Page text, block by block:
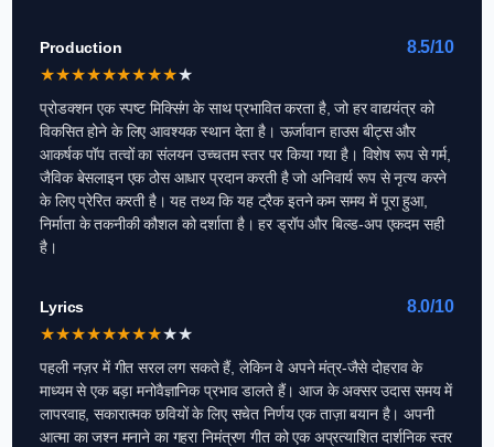
Production
8.5/10
★★★★★★★★★★
प्रोडक्शन एक स्पष्ट मिक्सिंग के साथ प्रभावित करता है, जो हर वाद्ययंत्र को
विकसित होने के लिए आवश्यक स्थान देता है। ऊर्जावान हाउस बीट्स और
आकर्षक पॉप तत्वों का संलयन उच्चतम स्तर पर किया गया है। विशेष रूप से गर्म,
जैविक बेसलाइन एक ठोस आधार प्रदान करती है जो अनिवार्य रूप से नृत्य करने
के लिए प्रेरित करती है। यह तथ्य कि यह ट्रैक इतने कम समय में पूरा हुआ,
निर्माता के तकनीकी कौशल को दर्शाता है। हर ड्रॉप और बिल्ड-अप एकदम सही
है।
Lyrics
8.0/10
★★★★★★★★★★
पहली नज़र में गीत सरल लग सकते हैं, लेकिन वे अपने मंत्र-जैसे दोहराव के
माध्यम से एक बड़ा मनोवैज्ञानिक प्रभाव डालते हैं। आज के अक्सर उदास समय में
लापरवाह, सकारात्मक छवियों के लिए सचेत निर्णय एक ताज़ा बयान है। अपनी
आत्मा का जश्न मनाने का गहरा निमंत्रण गीत को एक अप्रत्याशित दार्शनिक स्तर